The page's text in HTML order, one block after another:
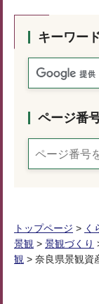
キーワー
ページ番
トップページ > く
景観 > 景観づくり
観 > 奈良県景観資